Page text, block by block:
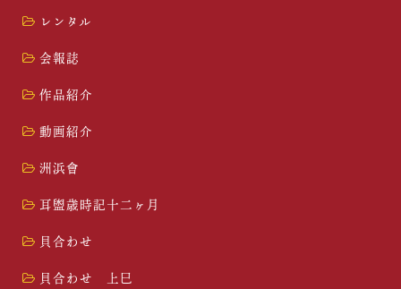
レンタル
会報誌
作品紹介
動画紹介
洲浜會
耳盥歳時記十二ヶ月
貝合わせ
貝合わせ 上巳